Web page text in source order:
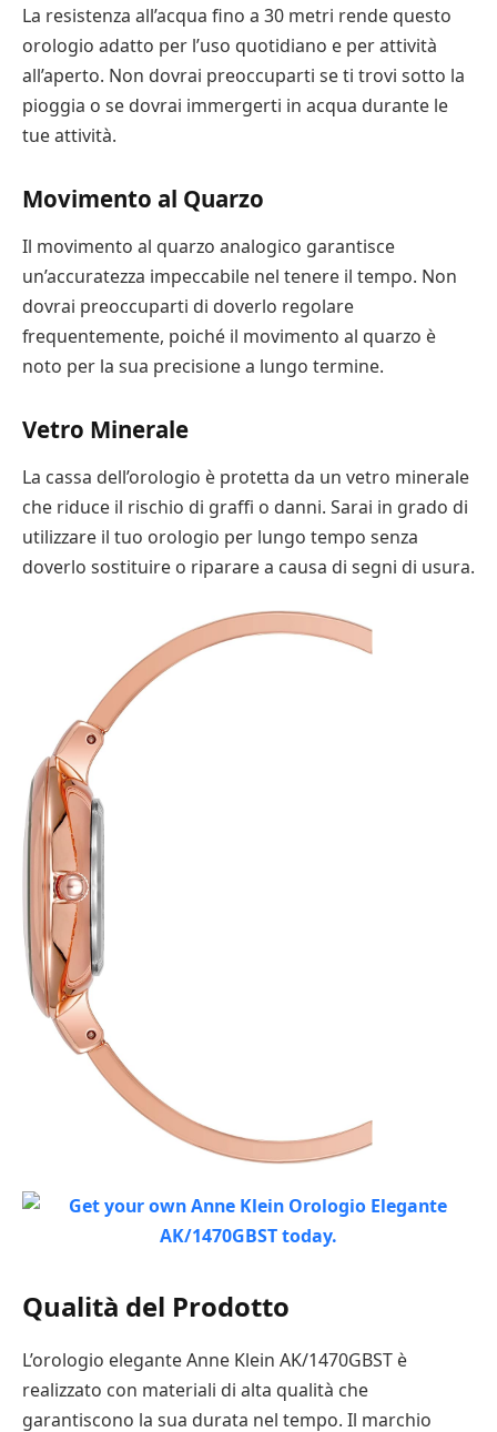
La resistenza all’acqua fino a 30 metri rende questo
orologio adatto per l’uso quotidiano e per attività
all’aperto. Non dovrai preoccuparti se ti trovi sotto la
pioggia o se dovrai immergerti in acqua durante le
tue attività.
Movimento al Quarzo
Il movimento al quarzo analogico garantisce
un’accuratezza impeccabile nel tenere il tempo. Non
dovrai preoccuparti di doverlo regolare
frequentemente, poiché il movimento al quarzo è
noto per la sua precisione a lungo termine.
Vetro Minerale
La cassa dell’orologio è protetta da un vetro minerale
che riduce il rischio di graffi o danni. Sarai in grado di
utilizzare il tuo orologio per lungo tempo senza
doverlo sostituire o riparare a causa di segni di usura.
Qualità del Prodotto
L’orologio elegante Anne Klein AK/1470GBST è
realizzato con materiali di alta qualità che
garantiscono la sua durata nel tempo. Il marchio